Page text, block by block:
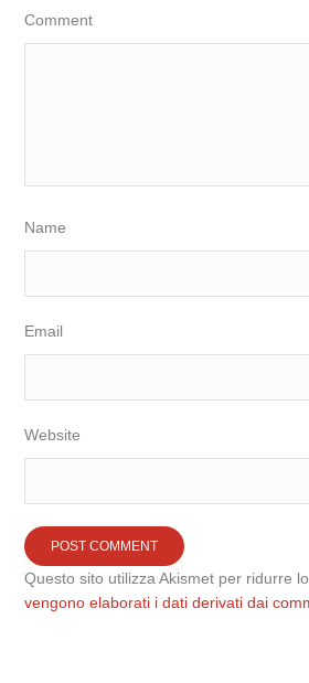
Comment
Name
Email
Website
Questo sito utilizza Akismet per ridurre
vengono elaborati i dati derivati dai